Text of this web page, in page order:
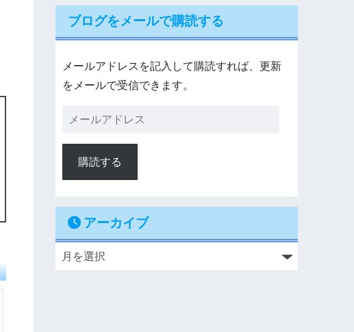
ブログをメールで購読する
メールアドレスを記入して購読すれば、更新
をメールで受信できます。
購読する
アーカイブ